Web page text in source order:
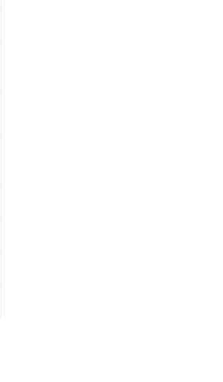
出荷製品に未対応品が
、2022年1月12日よ